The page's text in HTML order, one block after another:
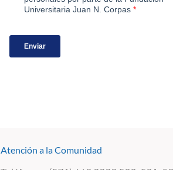
Atención a la Comunidad